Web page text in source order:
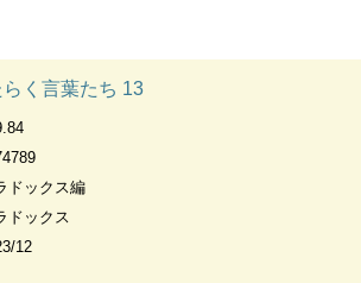
らく言葉たち 13
ドックス編
ドックス
12